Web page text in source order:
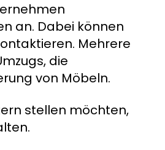
an. Dabei können
Mehrere
die
von Möbeln.
stellen möchten,